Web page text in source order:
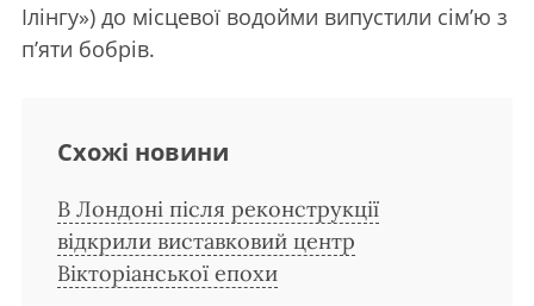
Ілінгу») до місцевої водойми випустили сім’ю з
п’яти бобрів.
Схожі новини
В Лондоні після реконструкції
відкрили виставковий центр
Вікторіанської епохи